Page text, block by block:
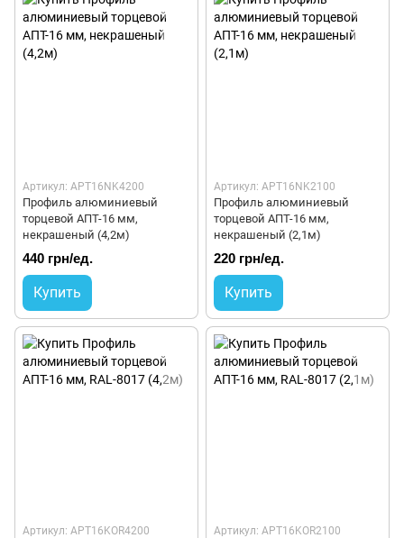
Артикул: APT16NK4200
Профиль алюминиевый
торцевой АПТ-16 мм,
некрашеный (4,2м)
440 грн/ед.
Купить
Артикул: APT16NK2100
Профиль алюминиевый
торцевой АПТ-16 мм,
некрашеный (2,1м)
220 грн/ед.
Купить
Артикул: APT16KOR4200 Артикул: APT16KOR2100